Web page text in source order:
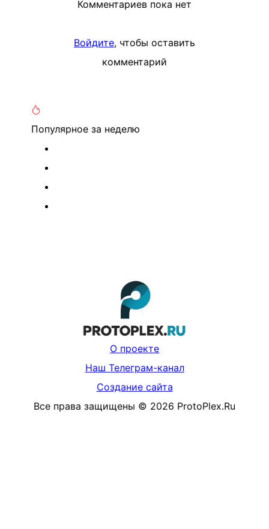
Комментариев пока нет
Войдите, чтобы оставить
комментарий
Популярное за неделю
О проекте
Наш Телеграм-канал
Создание сайта
Все права защищены © 2026 ProtoPlex.Ru